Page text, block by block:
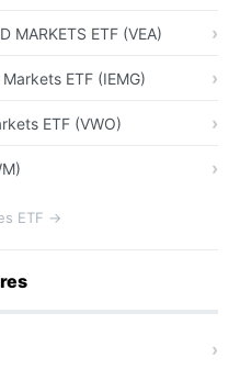
MARKETS ETF (VEA)
ETF (IEMG)
ETF (VWO)
ETF →